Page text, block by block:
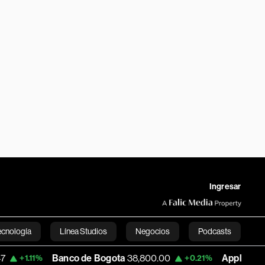
Ingresar
Línea Studios Negocios Podcasts
English
Banco de Bogota 38,800.00 +0.21% Apple 303.27